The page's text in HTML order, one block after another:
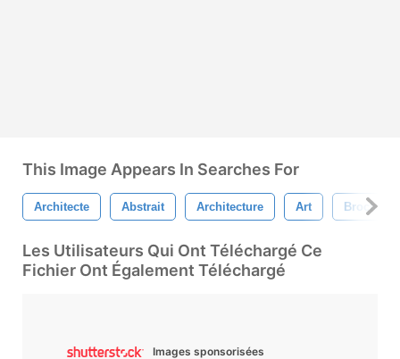
This Image Appears In Searches For
Architecte Abstrait Architecture Art Brochure
Les Utilisateurs Qui Ont Téléchargé Ce
Fichier Ont Également Téléchargé
Images sponsorisées